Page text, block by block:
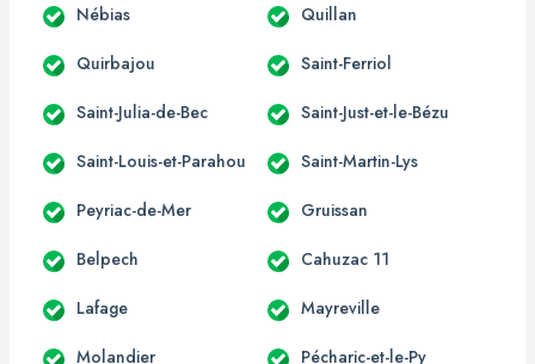
Nébias Quillan
Quirbajou Saint-Ferriol
Saint-Julia-de-Bec Saint-Just-et-le-Bézu
Saint-Louis-et-Parahou Saint-Martin-Lys
Peyriac-de-Mer Gruissan
Belpech Cahuzac 11
Lafage Mayreville
Molandier Pécharic-et-le-Py